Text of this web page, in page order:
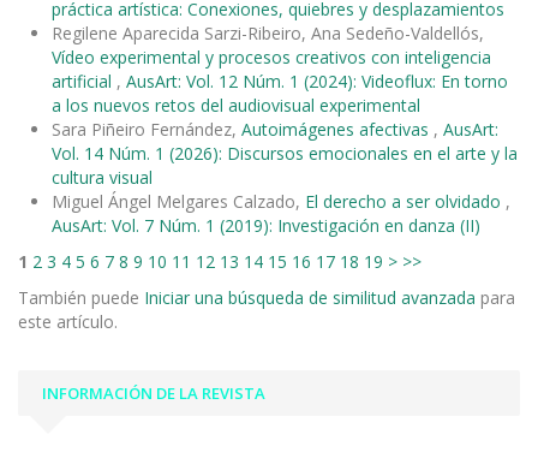
práctica artística: Conexiones, quiebres y desplazamientos
Regilene Aparecida Sarzi-Ribeiro, Ana Sedeño-Valdellós,
Vídeo experimental y procesos creativos con inteligencia
artificial , AusArt: Vol. 12 Núm. 1 (2024): Videoflux: En torno
a los nuevos retos del audiovisual experimental
Sara Piñeiro Fernández, Autoimágenes afectivas , AusArt:
Vol. 14 Núm. 1 (2026): Discursos emocionales en el arte y la
cultura visual
Miguel Ángel Melgares Calzado, El derecho a ser olvidado ,
AusArt: Vol. 7 Núm. 1 (2019): Investigación en danza (II)
1 2 3 4 5 6 7 8 9 10 11 12 13 14 15 16 17 18 19 > >>
También puede Iniciar una búsqueda de similitud avanzada para
este artículo.
INFORMACIÓN DE LA REVISTA